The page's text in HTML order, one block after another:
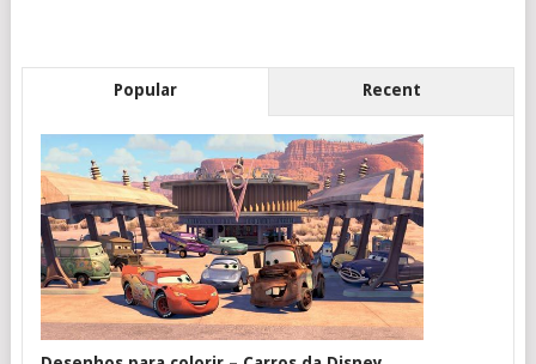
Popular Recent